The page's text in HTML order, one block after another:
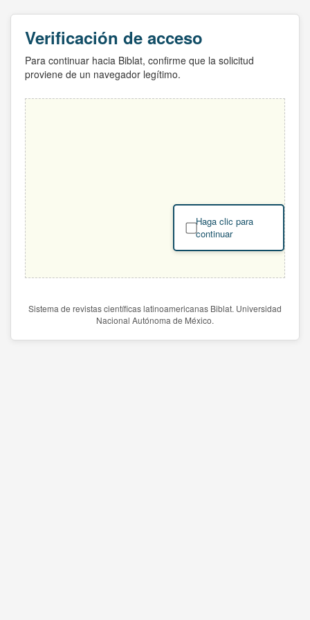
Verificación de acceso
Para continuar hacia Biblat, confirme que la solicitud
proviene de un navegador legítimo.
Haga clic para
continuar
Sistema de revistas científicas latinoamericanas Biblat. Universidad
Nacional Autónoma de México.